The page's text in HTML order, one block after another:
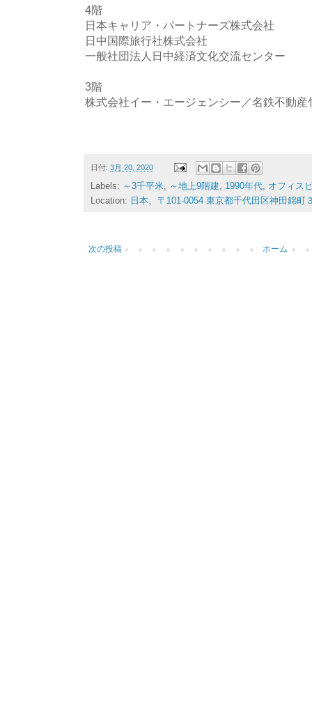
4階
日本キャリア・パートナーズ株式会社
日中国際旅行社株式会社
一般社団法人日中経済文化交流センター
3階
株式会社イー・エージェンシー／名鉄不動産
日付: 3月 20, 2020
Labels: ～3千平米, ～地上9階建, 1990年代, オフィス
Location: 日本、〒101-0054 東京都千代田区神田錦町
次の投稿 ホーム